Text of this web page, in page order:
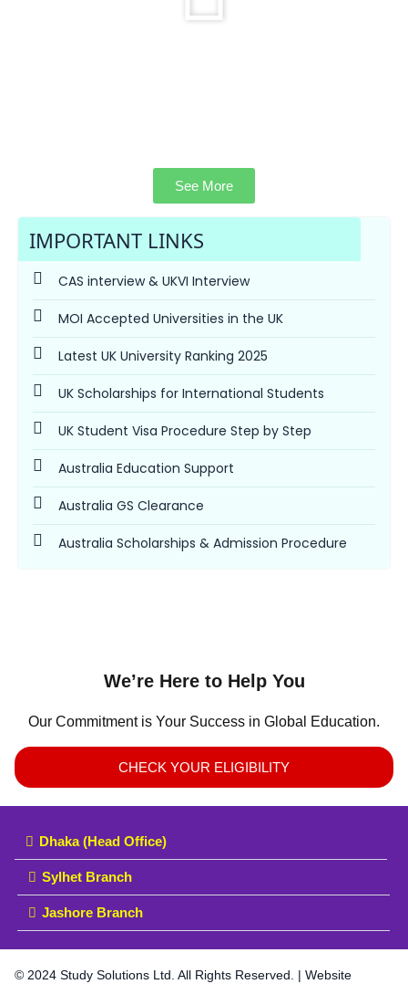
See More
IMPORTANT LINKS
CAS interview & UKVI Interview
MOI Accepted Universities in the UK
Latest UK University Ranking 2025
UK Scholarships for International Students
UK Student Visa Procedure Step by Step
Australia Education Support
Australia GS Clearance
Australia Scholarships & Admission Procedure
We’re Here to Help You
Our Commitment is Your Success in Global Education.
CHECK YOUR ELIGIBILITY
Dhaka (Head Office)
Sylhet Branch
Jashore Branch
© 2024 Study Solutions Ltd. All Rights Reserved. | Website